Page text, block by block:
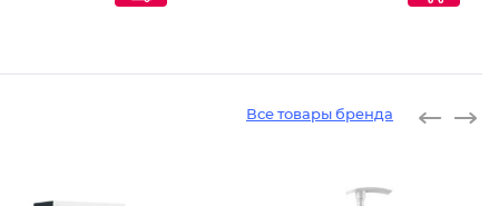
Все товары бренда